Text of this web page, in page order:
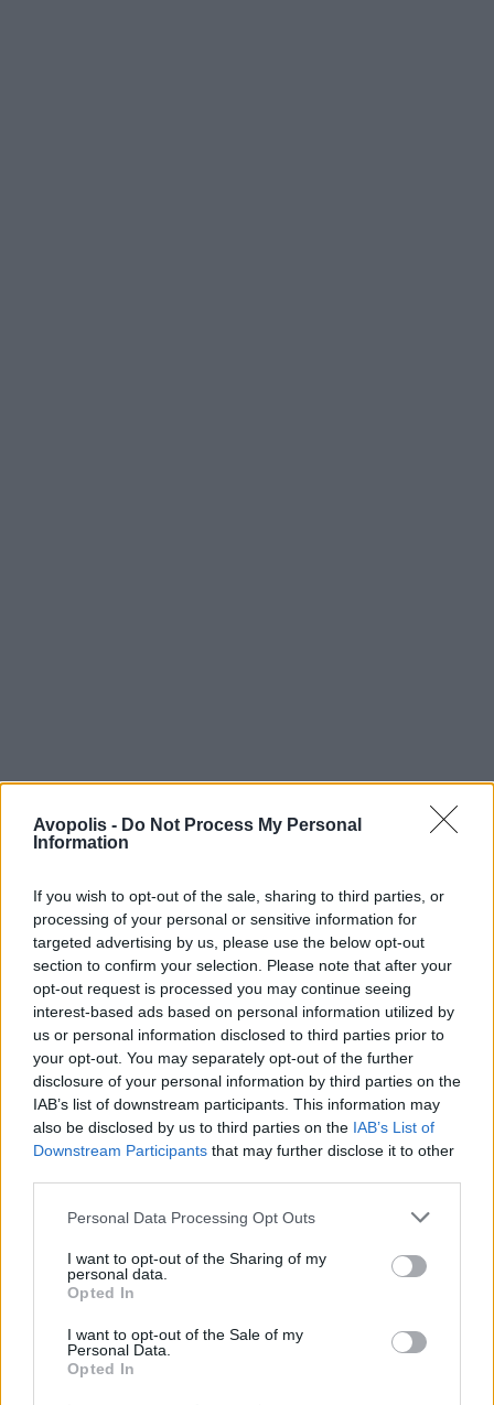
Avopolis - Do Not Process My Personal
Information
If you wish to opt-out of the sale, sharing to third parties, or
processing of your personal or sensitive information for
targeted advertising by us, please use the below opt-out
section to confirm your selection. Please note that after your
opt-out request is processed you may continue seeing
interest-based ads based on personal information utilized by
us or personal information disclosed to third parties prior to
your opt-out. You may separately opt-out of the further
disclosure of your personal information by third parties on the
IAB’s list of downstream participants. This information may
also be disclosed by us to third parties on the IAB’s List of
Downstream Participants that may further disclose it to other
Personal Data Processing Opt Outs
I want to opt-out of the Sharing of my
personal data.
Opted In
I want to opt-out of the Sale of my
Personal Data.
Opted In